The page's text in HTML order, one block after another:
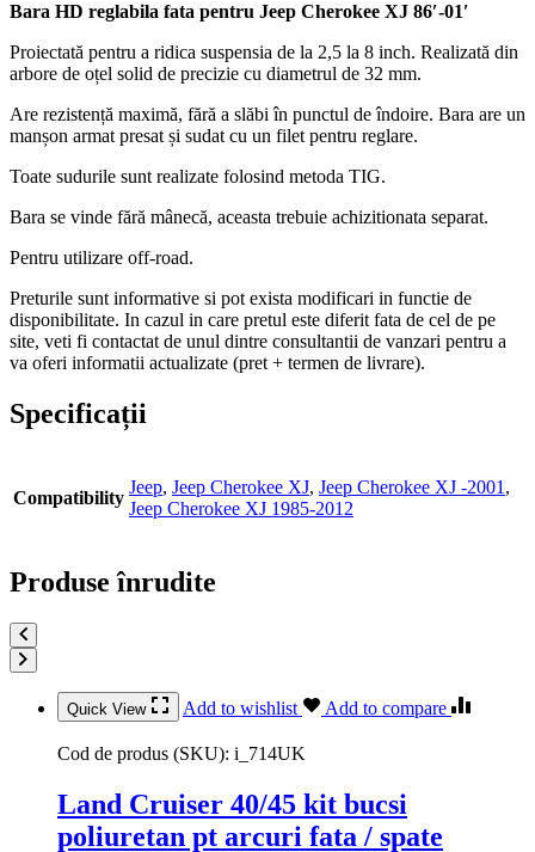
Bara HD reglabila fata pentru Jeep Cherokee XJ 86′-01′
Proiectată pentru a ridica suspensia de la 2,5 la 8 inch. Realizată din
arbore de oțel solid de precizie cu diametrul de 32 mm.
Are rezistență maximă, fără a slăbi în punctul de îndoire. Bara are un
manșon armat presat și sudat cu un filet pentru reglare.
Toate sudurile sunt realizate folosind metoda TIG.
Bara se vinde fără mânecă, aceasta trebuie achizitionata separat.
Pentru utilizare off-road.
Preturile sunt informative si pot exista modificari in functie de
disponibilitate. In cazul in care pretul este diferit fata de cel de pe
site, veti fi contactat de unul dintre consultantii de vanzari pentru a
va oferi informatii actualizate (pret + termen de livrare).
Specificații
Compatibility
Jeep, Jeep Cherokee XJ, Jeep Cherokee XJ -2001 ,
Jeep Cherokee XJ 1985-2012
Produse înrudite
Quick View Add to wishlist Add to compare
Cod de produs (SKU): i_714UK
Land Cruiser 40/45 kit bucsi
poliuretan pt arcuri fata / spate